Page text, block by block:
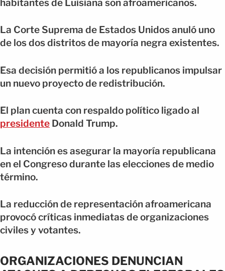
habitantes de Luisiana son afroamericanos.
La Corte Suprema de Estados Unidos anuló uno
de los dos distritos de mayoría negra existentes.
Esa decisión permitió a los republicanos impulsar
un nuevo proyecto de redistribución.
El plan cuenta con respaldo político ligado al
presidente Donald Trump.
La intención es asegurar la mayoría republicana
en el Congreso durante las elecciones de medio
término.
La reducción de representación afroamericana
provocó críticas inmediatas de organizaciones
civiles y votantes.
ORGANIZACIONES DENUNCIAN